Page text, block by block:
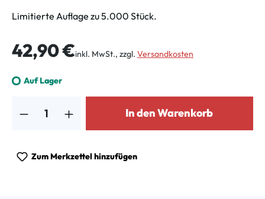
Limitierte Auflage zu 5.000 Stück.
Regulärer Preis:
42,90 €inkl. MwSt., zzgl. Versandkosten
Auf Lager
In den Warenkorb
Zum Merkzettel hinzufügen